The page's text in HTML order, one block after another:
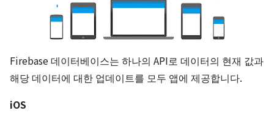
Firebase 데이터베이스는 하나의 API로 데이터의 현재 값과
해당 데이터에 대한 업데이트를 모두 앱에 제공합니다.
iOS